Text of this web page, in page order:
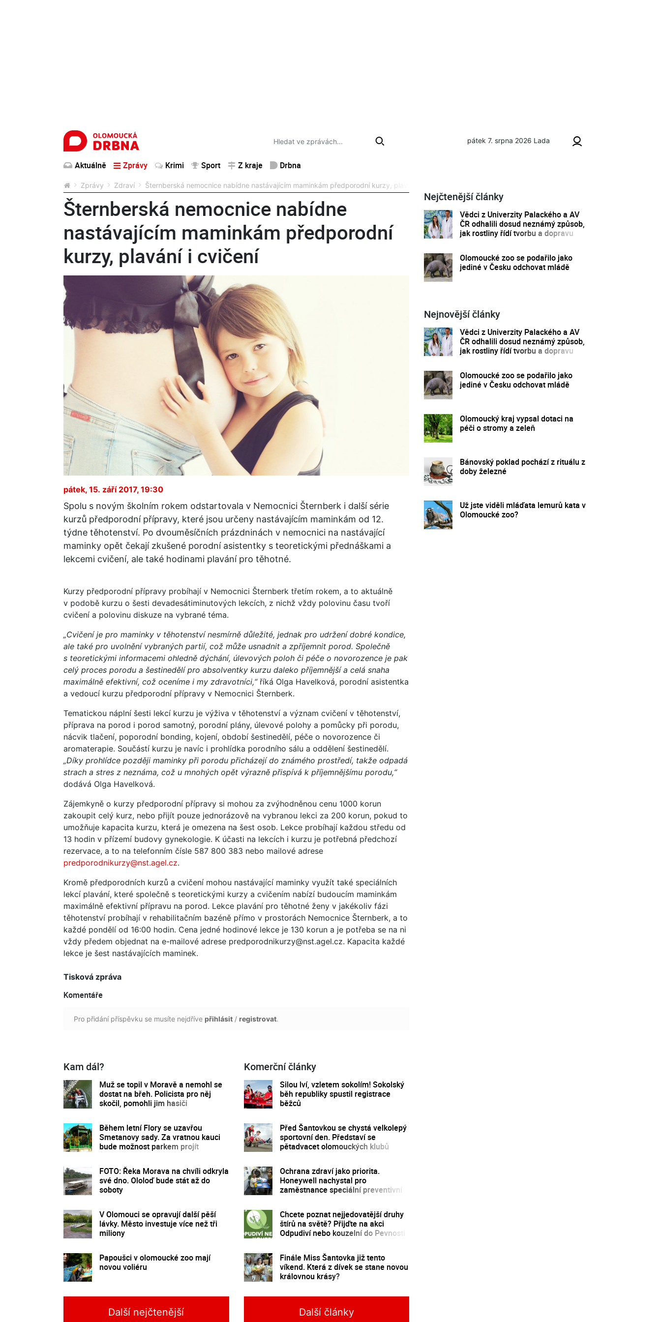
pátek 7. srpna 2026 Lada
Aktuálně Zprávy Krimi Sport Z kraje Drbna
Zprávy Zdraví Šternberská nemocnice nabídne nastávajícím maminkám předporodní kurzy, plavání i cvičení
Šternberská nemocnice nabídne
nastávajícím maminkám předporodní
kurzy, plavání i cvičení
pátek, 15. září 2017, 19:30
Spolu s novým školním rokem odstartovala v Nemocnici Šternberk i další série
kurzů předporodní přípravy, které jsou určeny nastávajícím maminkám od 12.
týdne těhotenství. Po dvouměsíčních prázdninách v nemocnici na nastávající
maminky opět čekají zkušené porodní asistentky s teoretickými přednáškami a
lekcemi cvičení, ale také hodinami plavání pro těhotné.
Kurzy předporodní přípravy probíhají v Nemocnici Šternberk třetím rokem, a to aktuálně
v podobě kurzu o šesti devadesátiminutových lekcích, z nichž vždy polovinu času tvoří
cvičení a polovinu diskuze na vybrané téma.
„Cvičení je pro maminky v těhotenství nesmírně důležité, jednak pro udržení dobré kondice,
ale také pro uvolnění vybraných partií, což může usnadnit a zpříjemnit porod. Společně
s teoretickými informacemi ohledně dýchání, úlevových poloh či péče o novorozence je pak
celý proces porodu a šestinedělí pro absolventky kurzu daleko příjemnější a celá snaha
maximálně efektivní, což oceníme i my zdravotníci,“říká Olga Havelková, porodní asistentka
a vedoucí kurzu předporodní přípravy v Nemocnici Šternberk.
Tematickou náplní šesti lekcí kurzu je výživa v těhotenství a význam cvičení v těhotenství,
příprava na porod i porod samotný, porodní plány, úlevové polohy a pomůcky při porodu,
nácvik tlačení, poporodní bonding, kojení, období šestinedělí, péče o novorozence či
aromaterapie. Součástí kurzu je navíc i prohlídka porodního sálu a oddělení šestinedělí.
„Díky prohlídce později maminky při porodu přicházejí do známého prostředí, takže odpadá
strach a stres z neznáma, což u mnohých opět výrazně přispívá k příjemnějšímu porodu,“
dodává Olga Havelková.
Zájemkyně o kurzy předporodní přípravy si mohou za zvýhodněnou cenu 1000 korun
zakoupit celý kurz, nebo přijít pouze jednorázově na vybranou lekci za 200 korun, pokud to
umožňuje kapacita kurzu, která je omezena na šest osob. Lekce probíhají každou středu od
13 hodin v přízemí budovy gynekologie. K účasti na lekcích i kurzu je potřebná předchozí
rezervace, a to na telefonním čísle 587 800 383 nebo mailové adrese
predporodnikurzy@nst.agel.cz.
Kromě předporodních kurzů a cvičení mohou nastávající maminky využít také speciálních
lekcí plavání, které společně s teoretickými kurzy a cvičením nabízí budoucím maminkám
maximálně efektivní přípravu na porod. Lekce plavání pro těhotné ženy v jakékoliv fázi
těhotenství probíhají v rehabilitačním bazéně přímo v prostorách Nemocnice Šternberk, a to
každé pondělí od 16:00 hodin. Cena jedné hodinové lekce je 130 korun a je potřeba se na ni
vždy předem objednat na e-mailové adrese predporodnikurzy@nst.agel.cz. Kapacita každé
lekce je šest nastávajících maminek.
Tisková zpráva
Komentáře
Pro přidání příspěvku se musíte nejdříve přihlásit / registrovat.
Kam dál?
Muž se topil v Moravě a nemohl se
dostat na břeh. Policista pro něj
skočil, pomohli jim hasiči
Během letní Flory se uzavřou
Smetanovy sady. Za vratnou kauci
bude možnost parkem projít
FOTO: Řeka Morava na chvíli odkryla
své dno. Ololoď bude stát až do
soboty
V Olomouci se opravují další pěší
lávky. Město investuje více než tři
miliony
Papoušci v olomoucké zoo mají
novou voliéru
Komerční články
Silou lví, vzletem sokolím! Sokolský
běh republiky spustil registrace
běžců
Před Šantovkou se chystá velkolepý
sportovní den. Představí se
pětadvacet olomouckých klubů
Ochrana zdraví jako priorita.
Honeywell nachystal pro
zaměstnance speciální preventivní
Chcete poznat nejjedovatější druhy
štírů na světě? Přijďte na akci
Odpudiví nebo kouzelní do Pevnosti
Finále Miss Šantovka již tento
víkend. Která z dívek se stane novou
královnou krásy?
Další nejčtenější Další články
Nejčtenější články
Vědci z Univerzity Palackého a AV
ČR odhalili dosud neznámý způsob,
jak rostliny řídí tvorbu a dopravu
Olomoucké zoo se podařilo jako
jediné v Česku odchovat mládě
Nejnovější články
Vědci z Univerzity Palackého a AV
ČR odhalili dosud neznámý způsob,
jak rostliny řídí tvorbu a dopravu
Olomoucké zoo se podařilo jako
jediné v Česku odchovat mládě
Olomoucký kraj vypsal dotaci na
péči o stromy a zeleň
Bánovský poklad pochází z rituálu z
doby železné
Už jste viděli mláďata lemurů kata v
Olomoucké zoo?